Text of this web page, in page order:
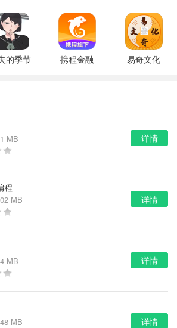
美攻略）
的季节
携程金融 易奇文化
MB 详情
程
MB 详情
MB 详情
MB 详情